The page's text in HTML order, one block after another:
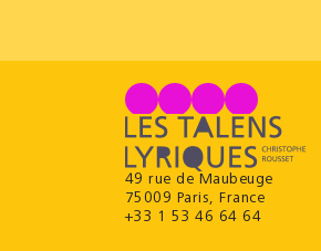
49 rue de Maubeuge
75009 Paris, France
+33 1 53 46 64 64